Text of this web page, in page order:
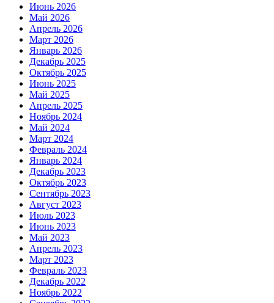
Июнь 2026
Май 2026
Апрель 2026
Март 2026
Январь 2026
Декабрь 2025
Октябрь 2025
Июнь 2025
Май 2025
Апрель 2025
Ноябрь 2024
Май 2024
Март 2024
Февраль 2024
Январь 2024
Декабрь 2023
Октябрь 2023
Сентябрь 2023
Август 2023
Июль 2023
Июнь 2023
Май 2023
Апрель 2023
Март 2023
Февраль 2023
Декабрь 2022
Ноябрь 2022